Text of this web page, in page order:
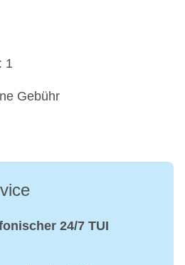
1
Gebühr
24/7 TUI